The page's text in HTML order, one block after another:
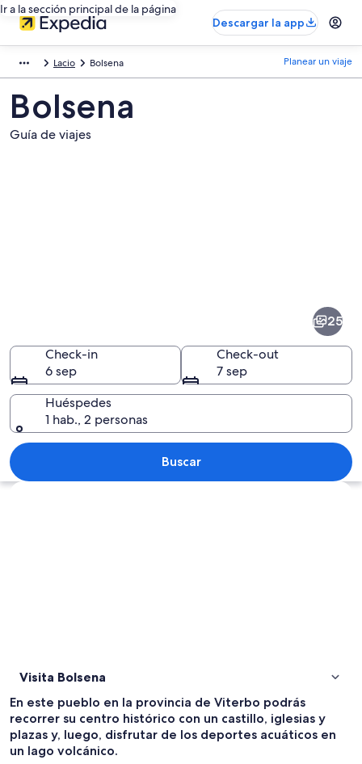
Ir a la sección principal de la página
Descargar la app
Lacio Bolsena Planear un viaje
Bolsena
Guía de viajes
Una hilera de mesas dispuestas en
25
Check-in
6 sep
Check-out
7 sep
Huéspedes
1 hab., 2 personas
Buscar
Explorar mapa
Visita Bolsena
En este pueblo en la provincia de Viterbo podrás
recorrer su centro histórico con un castillo, iglesias y
plazas y, luego, disfrutar de los deportes acuáticos en
un lago volcánico.